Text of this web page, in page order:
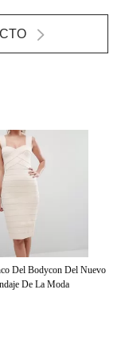
Del Bodycon Del Nuevo
De La Moda